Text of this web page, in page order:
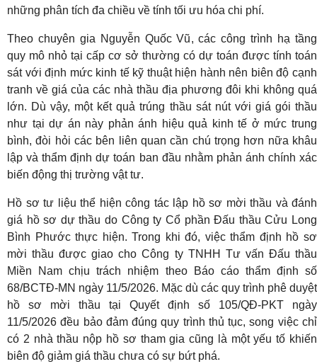
những phân tích đa chiều về tính tối ưu hóa chi phí.
Theo chuyên gia Nguyễn Quốc Vũ, các công trình hạ tầng
quy mô nhỏ tại cấp cơ sở thường có dự toán được tính toán
sát với định mức kinh tế kỹ thuật hiện hành nên biên độ cạnh
tranh về giá của các nhà thầu địa phương đôi khi không quá
lớn. Dù vậy, một kết quả trúng thầu sát nút với giá gói thầu
như tại dự án này phản ánh hiệu quả kinh tế ở mức trung
bình, đòi hỏi các bên liên quan cần chú trọng hơn nữa khâu
lập và thẩm định dự toán ban đầu nhằm phản ánh chính xác
biến động thị trường vật tư.
Hồ sơ tư liệu thể hiện công tác lập hồ sơ mời thầu và đánh
giá hồ sơ dự thầu do Công ty Cổ phần Đấu thầu Cửu Long
Bình Phước thực hiện. Trong khi đó, việc thẩm định hồ sơ
mời thầu được giao cho Công ty TNHH Tư vấn Đấu thầu
Miền Nam chịu trách nhiệm theo Báo cáo thẩm định số
68/BCTĐ-MN ngày 11/5/2026. Mặc dù các quy trình phê duyệt
hồ sơ mời thầu tại Quyết định số 105/QĐ-PKT ngày
11/5/2026 đều bảo đảm đúng quy trình thủ tục, song việc chỉ
có 2 nhà thầu nộp hồ sơ tham gia cũng là một yếu tố khiến
biên độ giảm giá thầu chưa có sự bứt phá.